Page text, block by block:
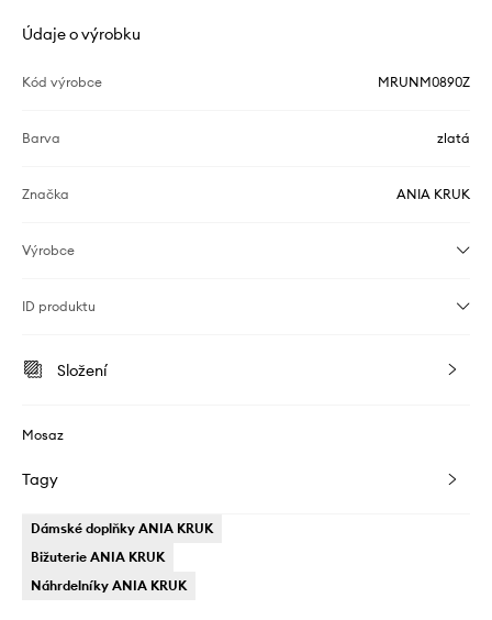
Údaje o výrobku
Kód výrobce MRUNM0890Z
Barva zlatá
Značka ANIA KRUK
Výrobce
ID produktu
Složení
Mosaz
Tagy
Dámské doplňky ANIA KRUK
Bižuterie ANIA KRUK
Náhrdelníky ANIA KRUK